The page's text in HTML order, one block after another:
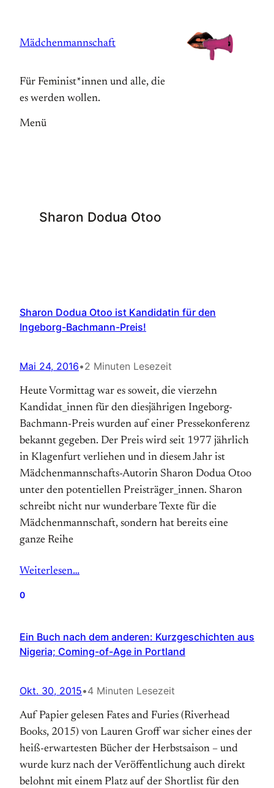
springen
Mädchenmannschaft
Für Feminist*innen und alle, die
es werden wollen.
Menü
Sharon Dodua Otoo
Sharon Dodua Otoo ist Kandidatin für den
Ingeborg-Bachmann-Preis!
Mai 24, 2016•2 Minuten Lesezeit
Heute Vormittag war es soweit, die vierzehn
Kandidat_innen für den diesjährigen Ingeborg-
Bachmann-Preis wurden auf einer Pressekonferenz
bekannt gegeben. Der Preis wird seit 1977 jährlich
in Klagenfurt verliehen und in diesem Jahr ist
Mädchenmannschafts-Autorin Sharon Dodua Otoo
unter den potentiellen Preisträger_innen. Sharon
schreibt nicht nur wunderbare Texte für die
Mädchenmannschaft, sondern hat bereits eine
ganze Reihe
Weiterlesen…
0
Ein Buch nach dem anderen: Kurzgeschichten aus
Nigeria; Coming-of-Age in Portland
Okt. 30, 2015•4 Minuten Lesezeit
Auf Papier gelesen Fates and Furies (Riverhead
Books, 2015) von Lauren Groff war sicher eines der
heiß-erwartesten Bücher der Herbstsaison – und
wurde kurz nach der Veröffentlichung auch direkt
belohnt mit einem Platz auf der Shortlist für den